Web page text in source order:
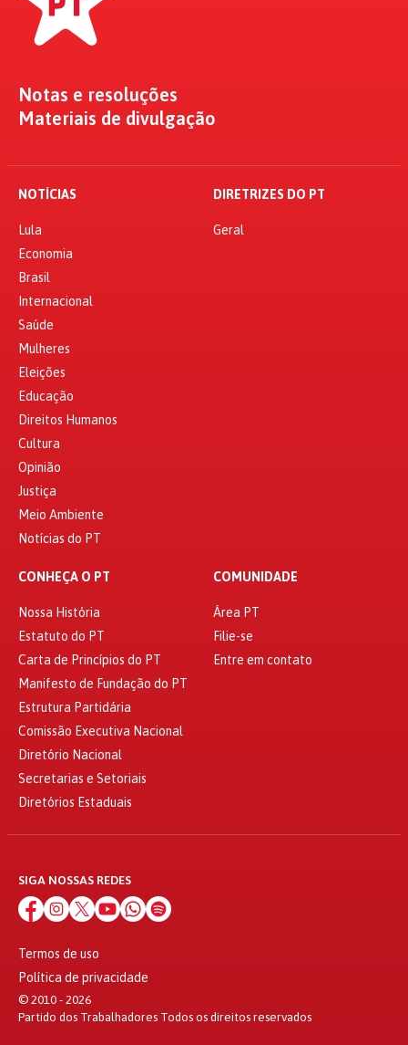
Notas e resoluções
Materiais de divulgação
NOTÍCIAS
Lula
Economia
Brasil
Internacional
Saúde
Mulheres
Eleições
Educação
Direitos Humanos
Cultura
Opinião
Justiça
Meio Ambiente
Notícias do PT
DIRETRIZES DO PT
Geral
CONHEÇA O PT
Nossa História
Estatuto do PT
Carta de Princípios do PT
Manifesto de Fundação do PT
Estrutura Partidária
Comissão Executiva Nacional
Diretório Nacional
Secretarias e Setoriais
Diretórios Estaduais
COMUNIDADE
Área PT
Filie-se
Entre em contato
SIGA NOSSAS REDES
Termos de uso
Política de privacidade
© 2010 - 2026
Partido dos Trabalhadores Todos os direitos reservados